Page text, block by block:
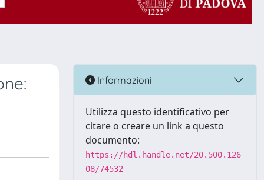
Informazioni
Utilizza questo identificativo per
citare o creare un link a questo
documento:
https://hdl.handle.net/20.500.126
08/74532